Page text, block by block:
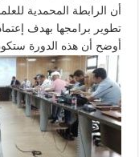
أن الرابطة المحمدية
تطوير برامجها بهدف
أوضح أن هذه الدورة